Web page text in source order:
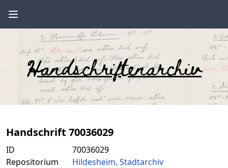
Handschriftenarchiv
Handschrift 70036029
ID
70036029
Repositorium
Hildesheim, Stadtarchiv